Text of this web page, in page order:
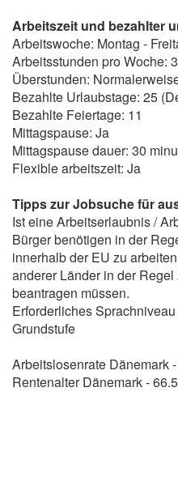
Arbeitszeit und bezahlter
Arbeitswoche: Montag -
Arbeitsstunden pro Woche:
Überstunden:
Bezahlte Urlaubstage: 25
Bezahlte Feiertage: 11
Mittagspause: Ja
Mittagspause dauer: 30
Flexible arbeitszeit: Ja
Tipps zur Jobsuche für
Ist eine Arbeitserlaubnis /
Bürger benötigen in der
innerhalb der EU zu
anderer Länder in der
beantragen müssen.
Erforderliches
Grundstufe
Arbeitslosenrate Dänemark
Rentenalter Dänemark - 66.5